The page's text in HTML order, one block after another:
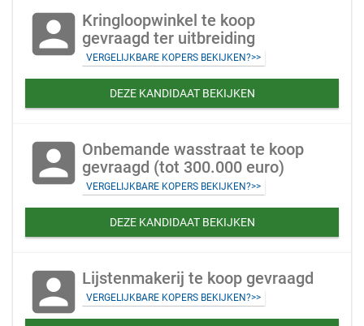
account_box Kringloopwinkel te koop
gevraagd ter uitbreiding
VERGELIJKBARE KOPERS BEKIJKEN?>>
DEZE KANDIDAAT BEKIJKEN
account_box Onbemande wasstraat te koop
gevraagd (tot 300.000 euro)
VERGELIJKBARE KOPERS BEKIJKEN?>>
DEZE KANDIDAAT BEKIJKEN
account_box Lijstenmakerij te koop gevraagd
VERGELIJKBARE KOPERS BEKIJKEN?>>